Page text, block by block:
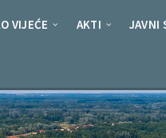
VIJEĆE AKTI JAVNI